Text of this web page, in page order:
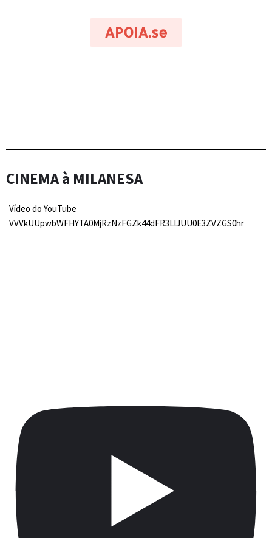
APOIA.se
CINEMA à MILANESA
Vídeo do YouTube
VVVkUUpwbWFHYTA0MjRzNzFGZk44dFR3LlJUU0E3ZVZGS0hr